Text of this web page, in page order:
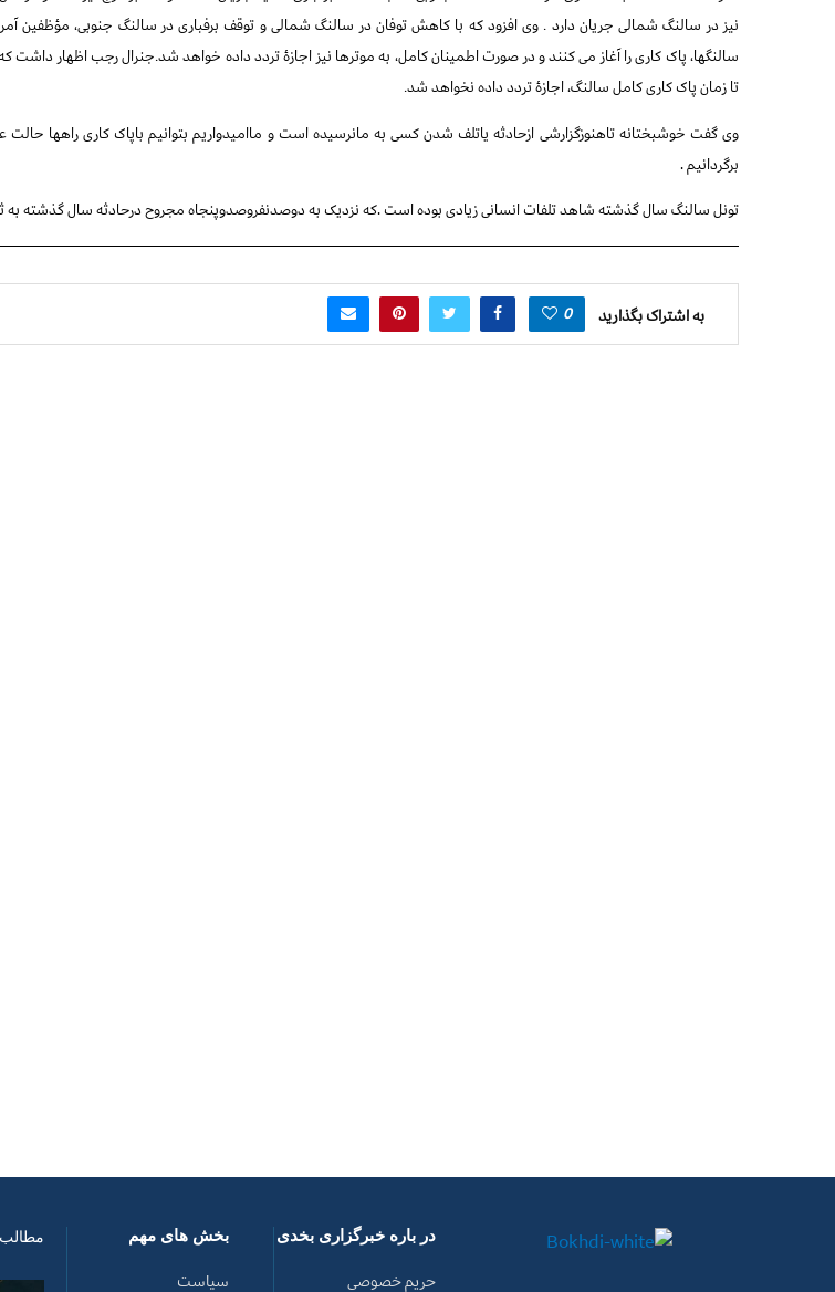
نیز در سالنگ شمالی جریان دارد . وى افزود که با کاهش توفان در سالنگ شمالی و توقف برفباری در سالنگ جنوبی، مؤظفین
سالنگها، پاک کاری را آغاز می کنند و در صورت اطمینان کامل، به موترها نیز اجازۀ تردد داده خواهد شد.جنرال رجب اظهار داشت که
تا زمان پاک کاری کامل سالنگ، اجازۀ تردد داده نخواهد شد.
وی گفت خوشبختانه تاهنوزگزارشی ازحادثه یاتلف شدن کسی به مانرسیده است و ماامیدواریم بتوانیم باپاک کاری راهها حالت
برگردانیم .
تونل سالنگ سال گذشته شاهد تلفات انسانی زیادی بوده است .که نزدیک به دوصدنفروصدوپنجاه مجروح درحادثه سال گذشته
به اشتراک بگذارید 0
در باره خبرگزاری بخدی
حریم خصوصی
بخش های مهم
سیاست